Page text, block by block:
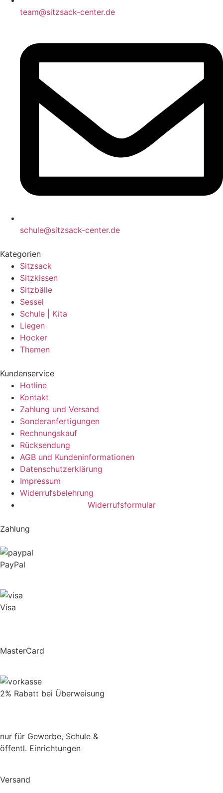
team@sitzsack-center.de
schule@sitzsack-center.de
Kategorien
Sitzsack
Sitzkissen
Sitzbälle
Sessel
Schule | Kita
Liegen
Hocker
Themen
Kundenservice
Hotline
Kontakt
Zahlung und Versand
Sonderanfertigungen
Rechnungskauf
Rücksendung
AGB und Kundeninformationen
Datenschutzerklärung
Impressum
Widerrufsbelehrung
Widerrufsformular
Zahlung
PayPal
Visa
MasterCard
2% Rabatt bei Überweisung
nur für Gewerbe, Schule &
öffentl. Einrichtungen
Versand